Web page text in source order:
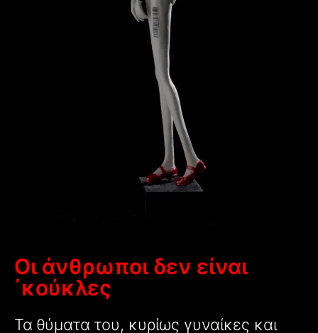
Οι άνθρωποι δεν είναι
΄κούκλες
Τα θύματα του, κυρίως γυναίκες και